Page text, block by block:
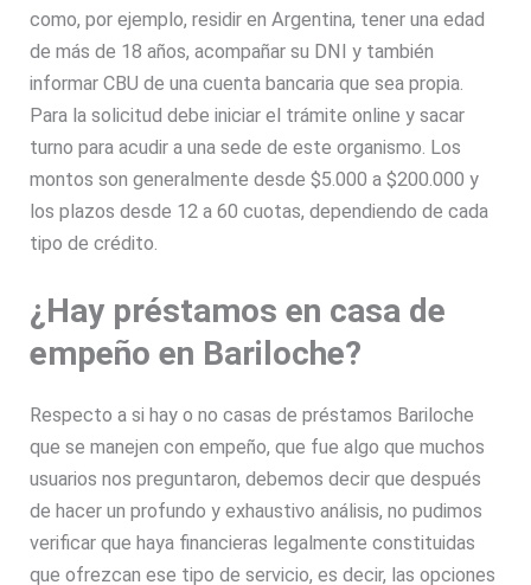
como, por ejemplo, residir en Argentina, tener una edad
de más de 18 años, acompañar su DNI y también
informar CBU de una cuenta bancaria que sea propia.
Para la solicitud debe iniciar el trámite online y sacar
turno para acudir a una sede de este organismo. Los
montos son generalmente desde $5.000 a $200.000 y
los plazos desde 12 a 60 cuotas, dependiendo de cada
tipo de crédito.
¿Hay préstamos en casa de
empeño en Bariloche?
Respecto a si hay o no casas de préstamos Bariloche
que se manejen con empeño, que fue algo que muchos
usuarios nos preguntaron, debemos decir que después
de hacer un profundo y exhaustivo análisis, no pudimos
verificar que haya financieras legalmente constituidas
que ofrezcan ese tipo de servicio, es decir, las opciones